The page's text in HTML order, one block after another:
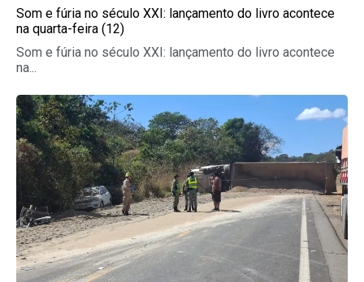
Som e fúria no século XXI: lançamento do livro acontece
na quarta-feira (12)
Som e fúria no século XXI: lançamento do livro acontece
na...